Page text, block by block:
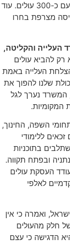
עם כ-300 עולים. עוד
בטיסה מצרפת בחרו
העלייה והקליטה,
רק להביא עולים
העלייה באמת
שלנו להפוך את
המשרד נערך לגל
המקומיות.
השפה, החינוך,
ללימודי
בתוכניות
ובפתח תקווה.
העסקת עולים
לאלפי
ואמרה כי אין
חלק מהעולים
הדגישה כי עצם